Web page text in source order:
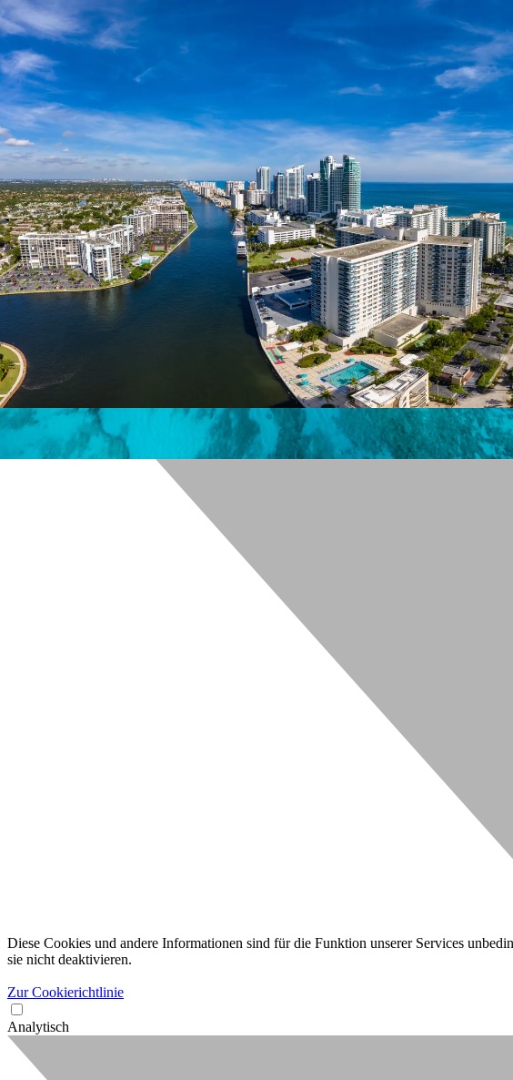
Nur notwendige Cookies
Unvergleichlich lecker
Mit dem Klick auf „geht klar” ermöglichen Sie uns Ihnen über Cookies ein
personalisierte Werbung und passende Angebote anzeigen. Über „anpassen”
Cookies” werden lediglich technisch notwendige Cookies gespeichert.
Anpassen Geht klar
Datenschutzerklärung
Cookierichtlinie Impressum
« zurück
Ihre Cookie-Präferenzen verwalten
Wählen Sie, welche Cookies Sie auf check24.de akzeptieren.
Die Cookierichtlinie finden Siehier.
Notwendig
Diese Cookies und andere Informationen sind für die Funktion unserer Services
sie nicht deaktivieren.
Zur Cookierichtlinie
Analytisch